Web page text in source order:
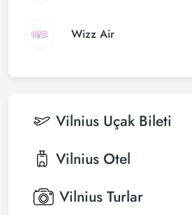
Wizz Air
Vilnius Uçak Bileti
Vilnius Otel
Vilnius Turlar